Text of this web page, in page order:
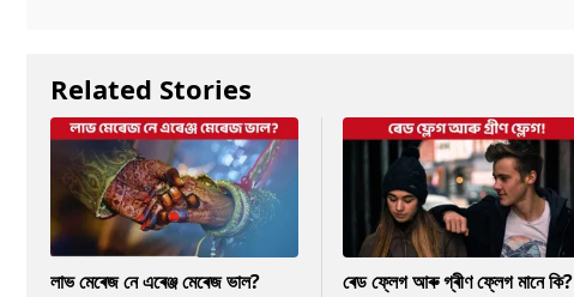
Related Stories
লাভ মেৰেজ নে এৰেঞ্জ মেৰেজ ভাল?
ৰেড ফ্লেগ আৰু গ্ৰীণ ফ্লেগ মানে কি?